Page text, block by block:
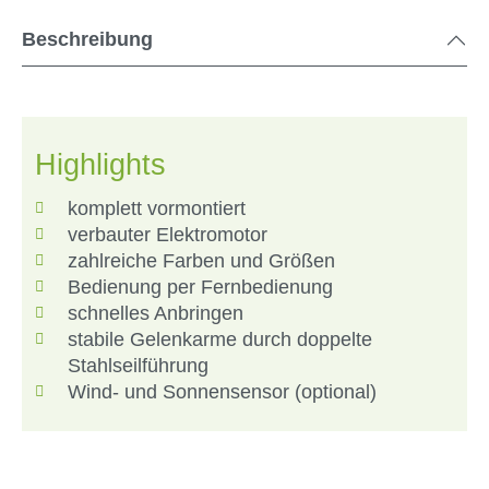
Beschreibung
Highlights
komplett vormontiert
verbauter Elektromotor
zahlreiche Farben und Größen
Bedienung per Fernbedienung
schnelles Anbringen
stabile Gelenkarme durch doppelte
Stahlseilführung
Wind- und Sonnensensor (optional)